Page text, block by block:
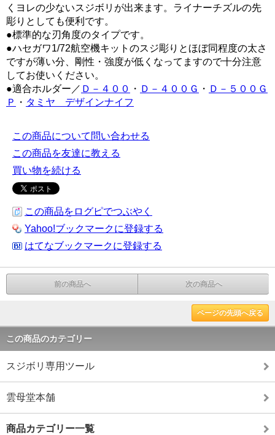
くヨレの少ないスジボリが出来ます。ライナーチズルの先
彫りとしても便利です。
●標準的な刃角度のタイプです。
●ハセガワ1/72航空機キットのスジ彫りとほぼ同程度の太さ
ですが薄い分、剛性・強度が低くなってますので十分注意
してお使いください。
●適合ホルダー／ Ｄ－４００ ・ Ｄ－４００Ｇ ・ Ｄ－５００Ｇ
Ｐ
・ タミヤ デザインナイフ
この商品について問い合わせる
この商品を友達に教える
買い物を続ける
この商品をログピでつぶやく
Yahoo!ブックマークに登録する
はてなブックマークに登録する
前の商品へ 次の商品へ
ページの先頭へ戻る
この商品のカテゴリー
スジボリ専用ツール
雲母堂本舗
商品カテゴリー一覧